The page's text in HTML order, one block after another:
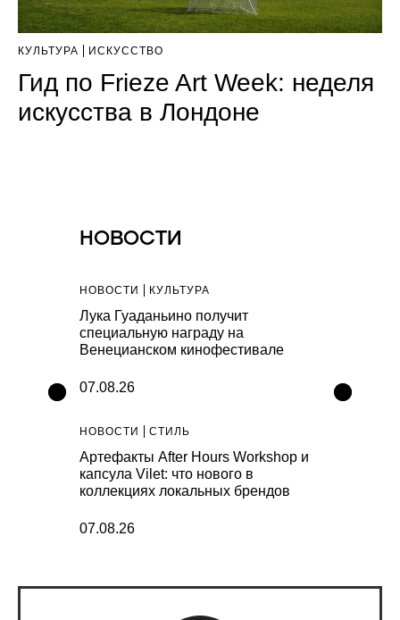
КУЛЬТУРА ИСКУССТВО
Гид по Frieze Art Week: неделя
искусства в Лондоне
НОВОСТИ
НОВОСТИ КУЛЬТУРА
Лука Гуаданьино получит
специальную награду на
Венецианском кинофестивале
07.08.26
НОВОСТИ СТИЛЬ
Артефакты After Hours Workshop и
капсула Vilet: что нового в
коллекциях локальных брендов
07.08.26
07.08.26